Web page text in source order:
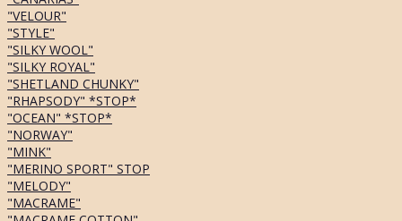
"VELOUR"
"STYLE"
"SILKY WOOL"
"SILKY ROYAL"
"SHETLAND CHUNKY"
"RHAPSODY" *STOP*
"OCEAN" *STOP*
"NORWAY"
"MINK"
"MERINO SPORT" STOP
"MELODY"
"MACRAME"